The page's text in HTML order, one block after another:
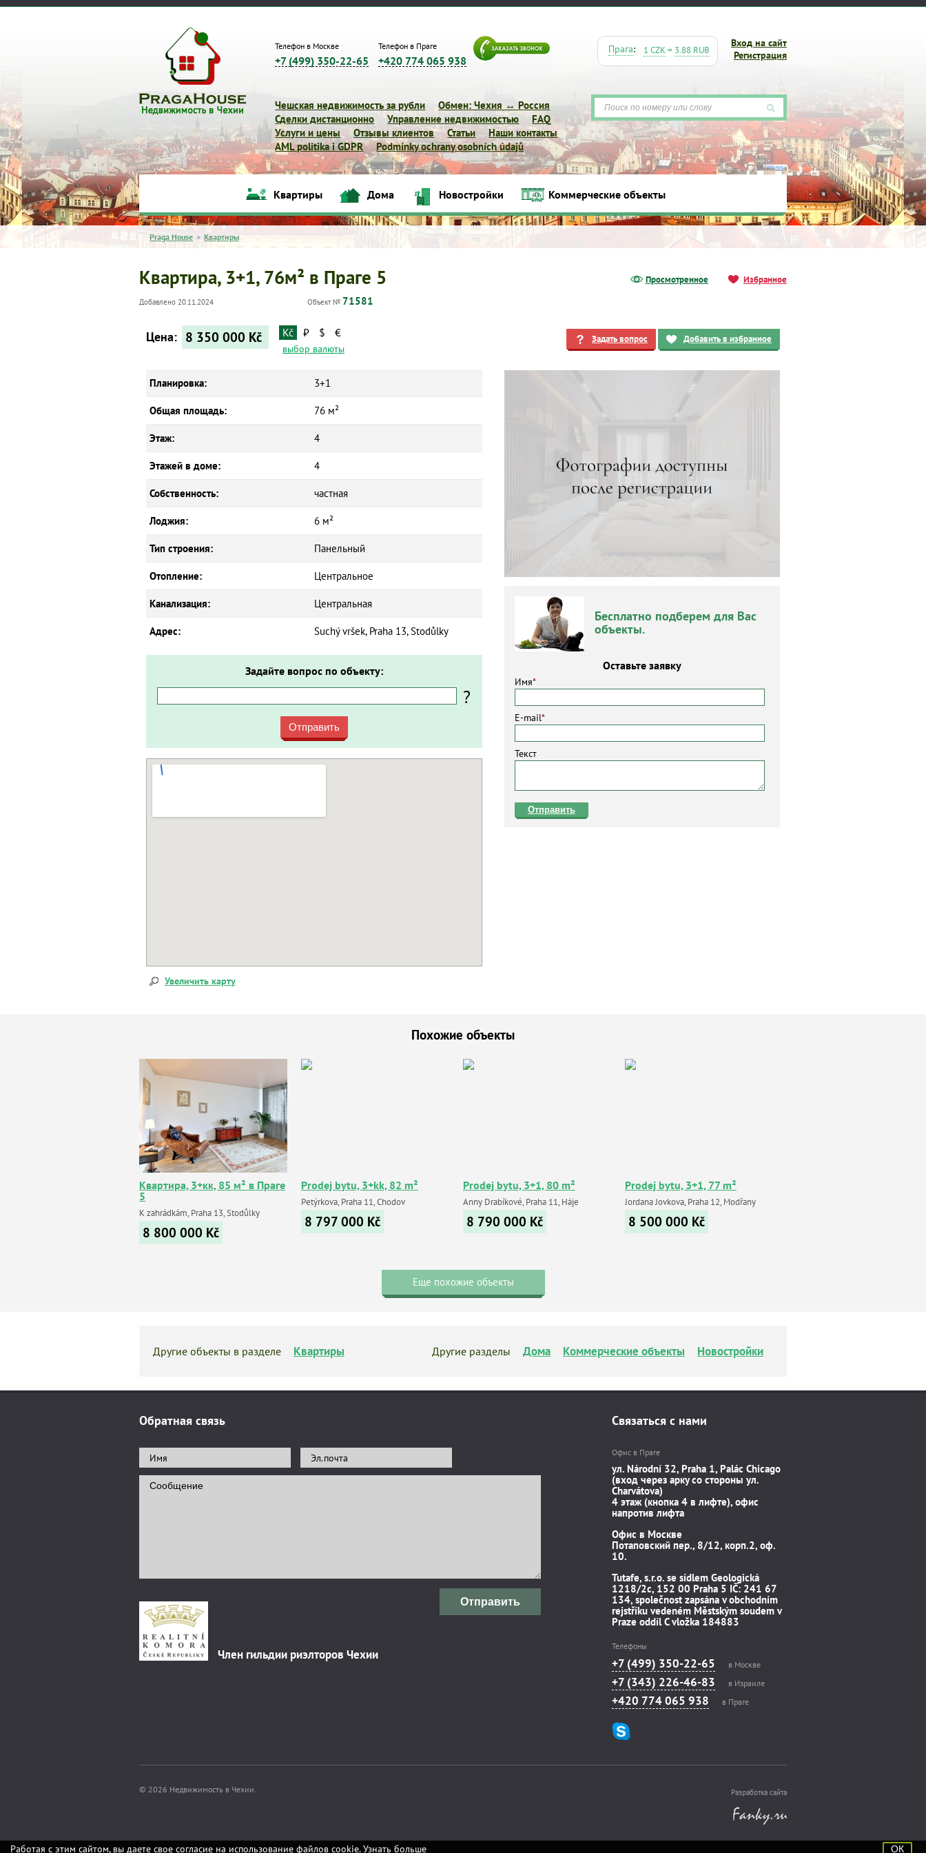
Телефон в Москве
+7 (499) 350-22-65
Телефон в Праге
+420 774 065 938
Вход на сайт
Регистрация
Прага: 1 CZK= 3.88 RUB
Чешская недвижимость за рубли
Обмен: Чехия ↔ Россия
Сделки дистанционно
Управление недвижимостью
FAQ
Услуги и цены
Отзывы клиентов Статьи
Наши контакты
AML politika i GDPR
Podmínky ochrany osobních údajů
Квартиры Дома Новостройки Коммерческие объекты
Praga House > Квартиры
Просмотренное Избранное
Квартира, 3+1, 76м² в Праге 5
Добавлено 20.11.2024 Объект № 71581
Задать вопрос Добавить в избранное
Бесплатно подберем для Вас
объекты.
Оставьте заявку
Имя*
E-mail*
Текст
Отправить
Цена: 8 350 000 Kč Kč ₽ $ €
выбор валюты
Планировка: 3+1
Общая площадь: 76 м²
Этаж: 4
Этажей в доме: 4
Собственность: частная
Лоджия: 6 м²
Тип строения: Панельный
Отопление: Центральное
Канализация: Центральная
Адрес: Suchý vršek, Praha 13, Stodůlky
Задайте вопрос по объекту:
?
Отправить
Увеличить карту
Похожие объекты
Квартира, 3+кк, 85 м² в Праге
5
K zahrádkám, Praha 13, Stodůlky
8 800 000 Kč
Prodej bytu, 3+kk, 82 m²
Petýrkova, Praha 11, Chodov
8 797 000 Kč
Prodej bytu, 3+1, 80 m²
Anny Drabíkové, Praha 11, Háje
8 790 000 Kč
Prodej bytu, 3+1, 77 m²
Jordana Jovkova, Praha 12, Modřany
8 500 000 Kč
Еще похожие объекты
Другие объекты в разделе Квартиры Другие разделы Дома Коммерческие объекты Новостройки
Обратная связь
Отправить
Член гильдии риэлторов Чехии
Связаться с нами
Офис в Праге
ул. Národní 32, Praha 1, Palác Chicago
(вход через арку со стороны ул.
Charvátova)
4 этаж (кнопка 4 в лифте), офис
напротив лифта
Офис в Москве
Потаповский пер., 8/12, корп.2, оф.
10.
Tutafe, s.r.o. se sídlem Geologická
1218/2c, 152 00 Praha 5 IČ: 241 67
134, společnost zapsána v obchodním
rejstříku vedeném Městským soudem v
Praze oddíl C vložka 184883
Телефоны
+7 (499) 350-22-65 в Москве
+7 (343) 226-46-83 в Израиле
+420 774 065 938 в Праге
© 2026 Недвижимость в Чехии. Разработка сайта
Работая с этим сайтом, вы даете свое согласие на использование файлов cookie.Узнать больше ОК